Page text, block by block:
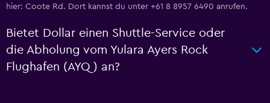
hier: Coote Rd. Dort kannst du unter +61 8 8957 6490 anrufen.
Bietet Dollar einen Shuttle-Service oder
die Abholung vom Yulara Ayers Rock
Flughafen (AYQ) an?